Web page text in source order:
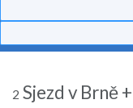
2 Sjezd v Brně